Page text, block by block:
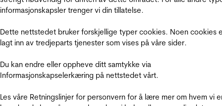
informasjonskapsler trenger vi din tillatelse.
Dette nettstedet bruker forskjellige typer cookies. Noen cookies
lagt inn av tredjeparts tjenester som vises på våre sider.
Du kan endre eller oppheve ditt samtykke via
Informasjonskapselerkæring på nettstedet vårt.
Les våre Retningslinjer for personvern for å lære mer om hvem vi